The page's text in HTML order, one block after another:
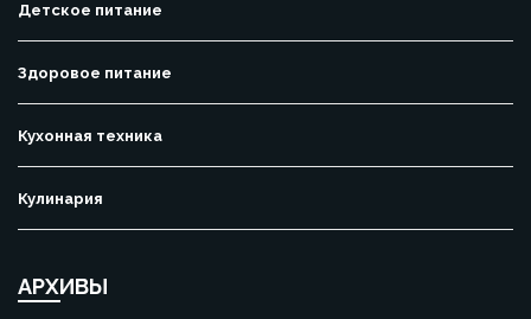
Детское питание
Здоровое питание
Кухонная техника
Кулинария
АРХИВЫ